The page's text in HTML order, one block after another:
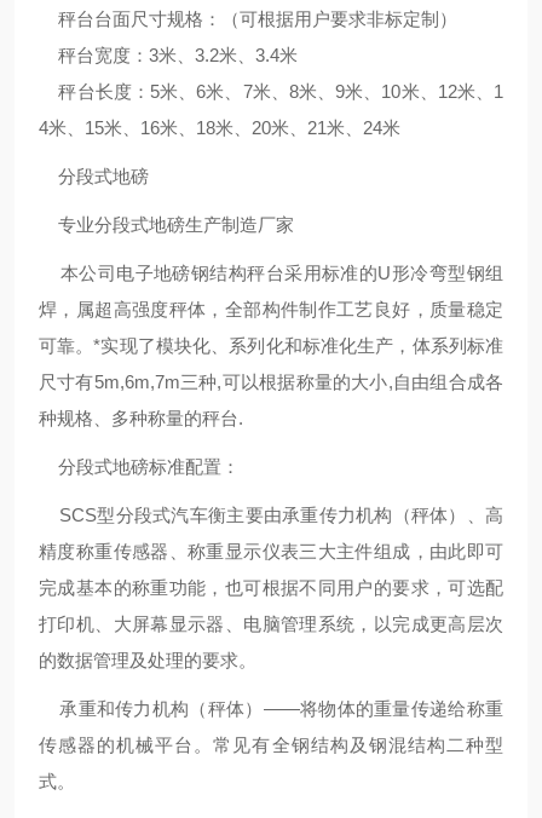
秤台台面尺寸规格：（可根据用户要求非标定制）
秤台宽度：3米、3.2米、3.4米
秤台长度：5米、6米、7米、8米、9米、10米、12米、1
4米、15米、16米、18米、20米、21米、24米
分段式地磅
专业分段式地磅生产制造厂家
本公司电子地磅钢结构秤台采用标准的U形冷弯型钢组
焊，属超高强度秤体，全部构件制作工艺良好，质量稳定
可靠。*实现了模块化、系列化和标准化生产，体系列标准
尺寸有5m,6m,7m三种,可以根据称量的大小,自由组合成各
种规格、多种称量的秤台.
分段式地磅标准配置：
SCS型分段式汽车衡主要由承重传力机构（秤体）、高
精度称重传感器、称重显示仪表三大主件组成，由此即可
完成基本的称重功能，也可根据不同用户的要求，可选配
打印机、大屏幕显示器、电脑管理系统，以完成更高层次
的数据管理及处理的要求。
承重和传力机构（秤体）——将物体的重量传递给称重
传感器的机械平台。常见有全钢结构及钢混结构二种型
式。